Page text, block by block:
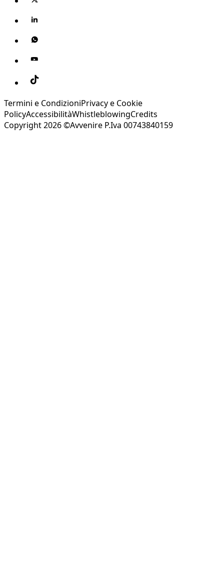
Termini e CondizioniPrivacy e Cookie
PolicyAccessibilitàWhistleblowingCredits
Copyright 2026 ©Avvenire P.Iva 00743840159